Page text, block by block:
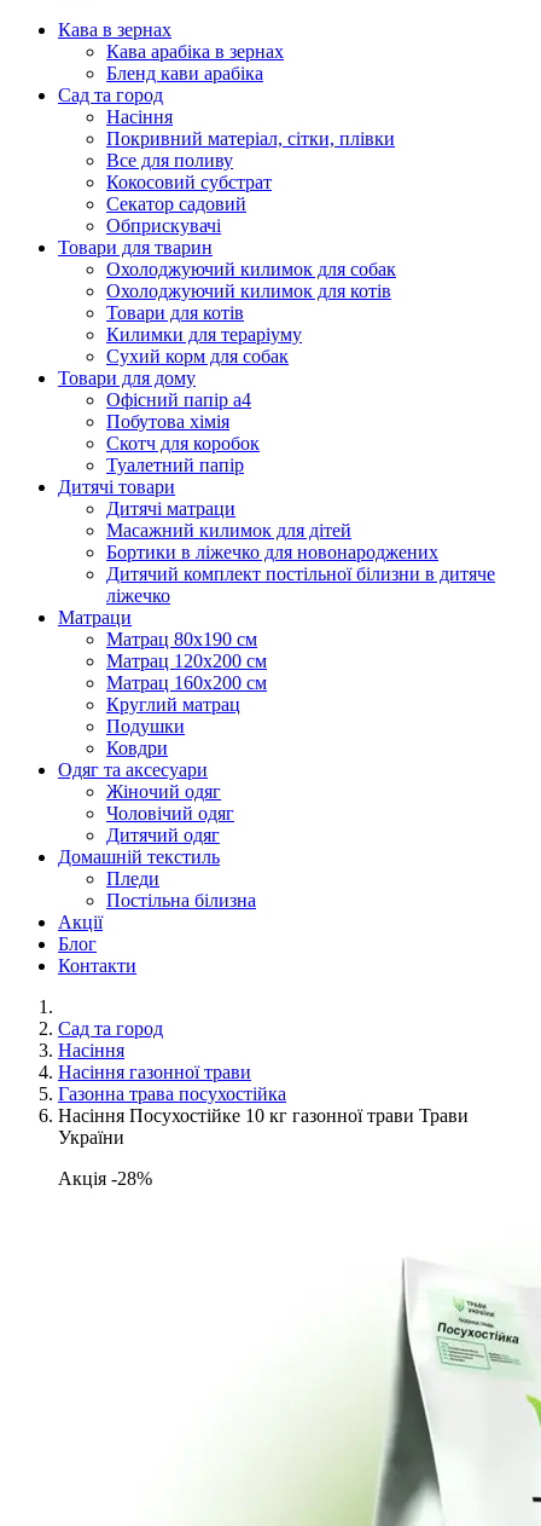
Кава в зернах
Кава арабіка в зернах
Бленд кави арабіка
Сад та город
Насіння
Покривний матеріал, сітки, плівки
Все для поливу
Кокосовий субстрат
Секатор садовий
Обприскувачі
Товари для тварин
Охолоджуючий килимок для собак
Охолоджуючий килимок для котів
Товари для котів
Килимки для тераріуму
Сухий корм для собак
Товари для дому
Офісний папір а4
Побутова хімія
Скотч для коробок
Туалетний папір
Дитячі товари
Дитячі матраци
Масажний килимок для дітей
Бортики в ліжечко для новонароджених
Дитячий комплект постільної білизни в дитяче
ліжечко
Матраци
Матрац 80х190 см
Матрац 120х200 см
Матрац 160х200 см
Круглий матрац
Подушки
Ковдри
Одяг та аксесуари
Жіночий одяг
Чоловічий одяг
Дитячий одяг
Домашній текстиль
Пледи
Постільна білизна
Акції
Блог
Контакти
Сад та город
Насіння
Насіння газонної трави
Газонна трава посухостійка
Насіння Посухостійке 10 кг газонної трави Трави
України
Акція -28%